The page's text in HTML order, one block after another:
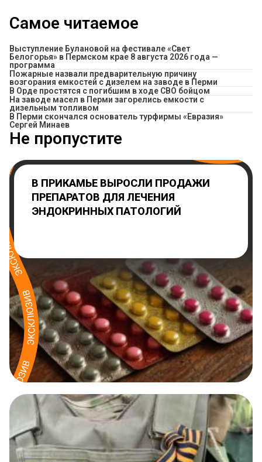
Самое читаемое
Выступление Булановой на фестивале «Свет
Белогорья» в Пермском крае 8 августа 2026 года —
программа
Пожарные назвали предварительную причину
возгорания емкостей с дизелем на заводе в Перми
В Орде простятся с погибшим в ходе СВО бойцом
На заводе масел в Перми загорелись емкости с
дизельным топливом
В Перми скончался основатель турфирмы «Евразия»
Сергей Минаев
Не пропустите
В ПРИКАМЬЕ ВЫРОСЛИ ПРОДАЖИ
ПРЕПАРАТОВ ДЛЯ ЛЕЧЕНИЯ
ЭНДОКРИННЫХ ПАТОЛОГИЙ